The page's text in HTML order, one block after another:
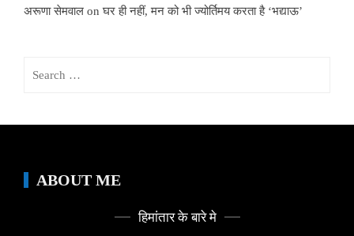
अरूणा सेमवाल onघर ही नहीं, मन को भी ज्योर्तिमय करता है ‘भद्याऊ’
ABOUT ME
हिमांतार के बारे मे